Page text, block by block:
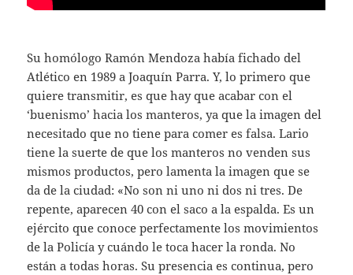
Su homólogo Ramón Mendoza había fichado del
Atlético en 1989 a Joaquín Parra. Y, lo primero que
quiere transmitir, es que hay que acabar con el
‘buenismo’ hacia los manteros, ya que la imagen del
necesitado que no tiene para comer es falsa. Lario
tiene la suerte de que los manteros no venden sus
mismos productos, pero lamenta la imagen que se
da de la ciudad: «No son ni uno ni dos ni tres. De
repente, aparecen 40 con el saco a la espalda. Es un
ejército que conoce perfectamente los movimientos
de la Policía y cuándo le toca hacer la ronda. No
están a todas horas. Su presencia es continua, pero